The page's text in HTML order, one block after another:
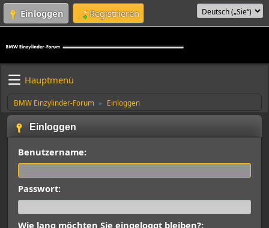
Einloggen Registrieren
Hauptmenü
BMW Einzylinder-Forum ► Einloggen
Einloggen
Benutzername:
Passwort:
Wie lang möchten Sie eingeloggt bleiben?: